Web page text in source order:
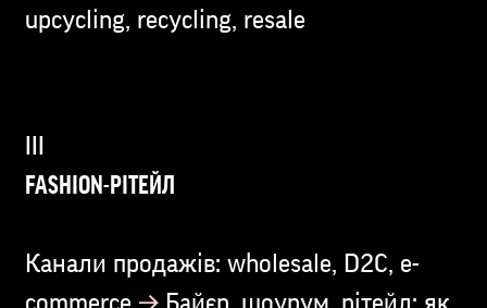
upcycling, recycling, resale
FASHION-РІТЕЙЛ
Канали продажів: wholesale, D2C, e-
commerce
Байєр, шоурум, рітейл: як